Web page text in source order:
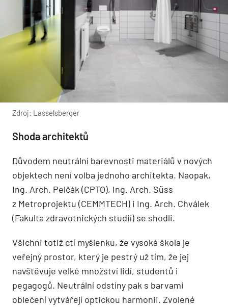
Zdroj: Lasselsberger
Shoda architektů
Důvodem neutrální barevnosti materiálů v nových
objektech není volba jednoho architekta. Naopak,
Ing. Arch. Pelčák (CPTO), Ing. Arch. Süss
z Metroprojektu (CEMMTECH) i Ing. Arch. Chválek
(Fakulta zdravotnických studií) se shodli.
Všichni totiž ctí myšlenku, že vysoká škola je
veřejný prostor, který je pestrý už tím, že jej
navštěvuje velké množství lidí, studentů i
pegagogů. Neutrální odstíny pak s barvami
oblečení vytvářejí optickou harmonii. Zvolené